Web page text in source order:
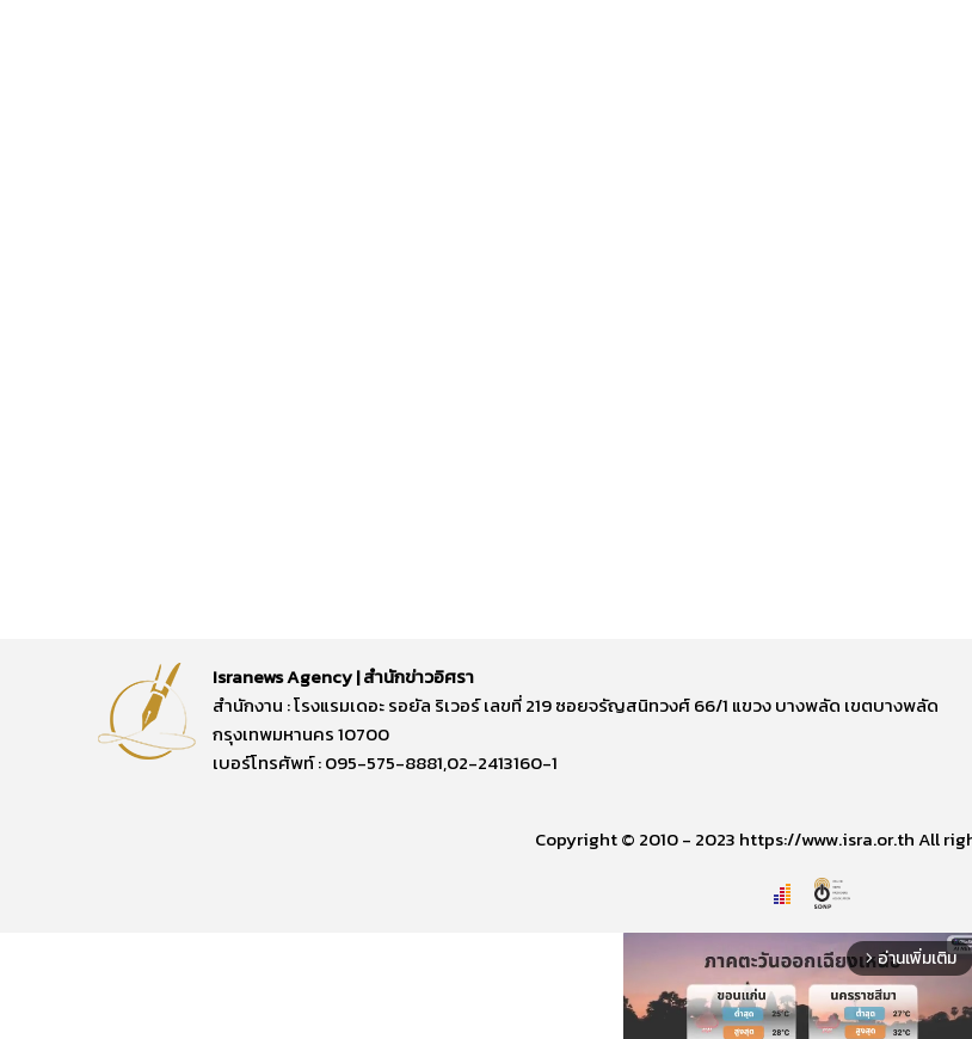
Isranews Agency | สำนักข่าวอิศรา
สำนักงาน : โรงแรมเดอะ รอยัล ริเวอร์ เลขที่ 219 ซอยจรัญสนิทวงศ์ 66/1 แขวง บางพลัด เขตบางพลัด
กรุงเทพมหานคร 10700
เบอร์โทรศัพท์ : 095-575-8881,02-2413160-1
Copyright © 2010 - 2023 https://www.isra.or.th All
arrow_forward_ios อ่านเพิ่มเติม